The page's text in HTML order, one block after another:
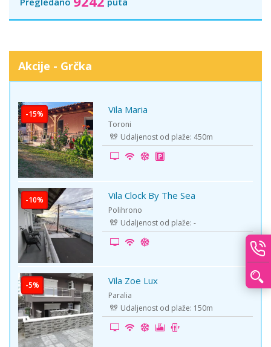
Akcije - Grčka
-15% Vila Maria
Toroni
Udaljenost od plaže: 450m
-10% Vila Clock By The Sea
Polihrono
Udaljenost od plaže: -
-5% Vila Zoe Lux
Paralia
Udaljenost od plaže: 150m